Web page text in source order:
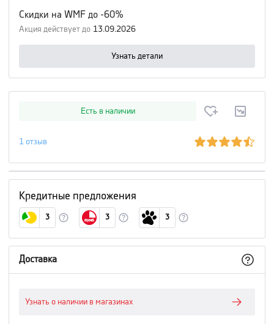
Скидки на WMF до -60%
Акция действует до 13.09.2026
Узнать детали
Есть в наличии
1 отзыв
Кредитные предложения
3 3 3
Доставка
Узнать о наличии в магазинах